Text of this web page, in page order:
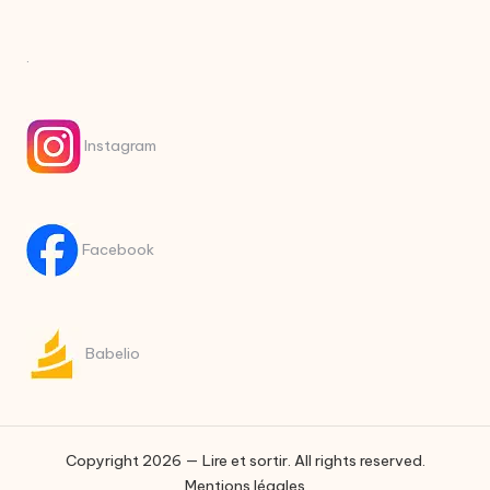
.
Instagram
Facebook
Babelio
Copyright 2026 — Lire et sortir. All rights reserved.
Mentions légales